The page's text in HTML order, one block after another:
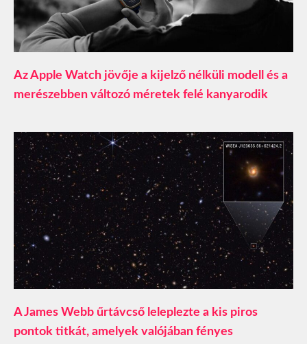
Az Apple Watch jövője a kijelző nélküli modell és a
merészebben változó méretek felé kanyarodik
A James Webb űrtávcső leleplezte a kis piros
pontok titkát, amelyek valójában fényes